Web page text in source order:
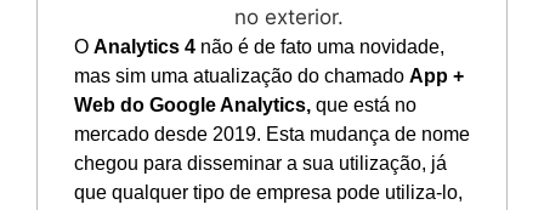
no exterior.
O Analytics 4 não é de fato uma novidade,
mas sim uma atualização do chamado App +
Web do Google Analytics, que está no
mercado desde 2019. Esta mudança de nome
chegou para disseminar a sua utilização, já
que qualquer tipo de empresa pode utiliza-lo,